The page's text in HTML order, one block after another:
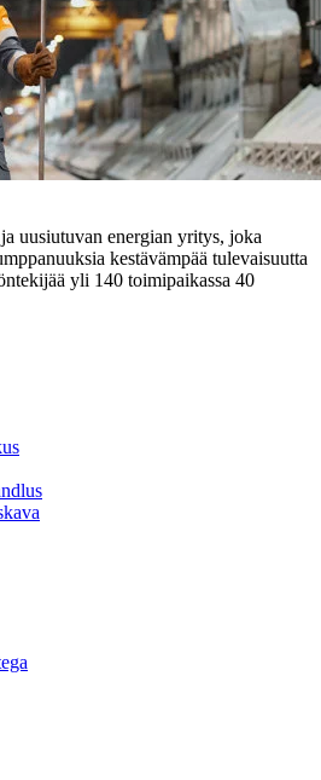
uusiutuvan energian yritys, joka
kestävämpää tulevaisuutta
yli 140 toimipaikassa 40